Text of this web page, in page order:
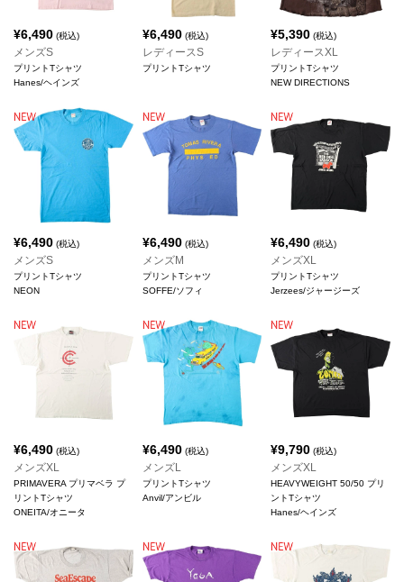
¥6,490 (税込)
メンズS
プリントTシャツ
Hanes/ヘインズ
¥6,490(税込)
レディースS
プリントTシャツ
¥5,390 (税込)
レディースXL
プリントTシャツ
NEW DIRECTIONS
¥6,490 (税込)
メンズS
プリントTシャツ
NEON
¥6,490(税込)
メンズM
プリントTシャツ
SOFFE/ソフィ
¥6,490 (税込)
メンズXL
プリントTシャツ
Jerzees/ジャージーズ
¥6,490 (税込)
メンズXL
PRIMAVERA プリマベラ プ
リントTシャツ
ONEITA/オニータ
¥6,490(税込)
メンズL
プリントTシャツ
Anvil/アンビル
¥9,790 (税込)
メンズXL
HEAVYWEIGHT 50/50 プリ
ントTシャツ
Hanes/ヘインズ